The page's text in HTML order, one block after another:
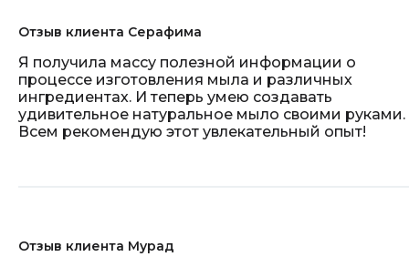
Отзыв клиента Серафима
Я получила массу полезной информации о
процессе изготовления мыла и различных
ингредиентах. И теперь умею создавать
удивительное натуральное мыло своими руками.
Всем рекомендую этот увлекательный опыт!
Отзыв клиента Мурад